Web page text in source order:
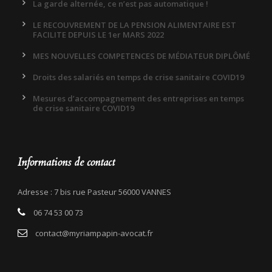
La garde alternée, ce n’est pas automatique !
LE RECOUVREMENT DE LA PENSION ALIMENTAIRE EST
FACILITE DEPUIS LE 1er MARS 2022
MES NOUVELLES COMPETENCES DE MÉDIATEUR DIPLÔMÉ
Droits des salariés en temps de crise sanitaire COVID19
Mesures d’accompagnement des entreprises en temps
de crise sanitaire COVID19
Informations de contact
Adresse : 7 bis rue Pasteur 56000 VANNES
06 74 53 00 73
contact@myriampapin-avocat.fr